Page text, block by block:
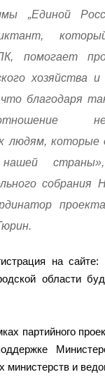
„Единой
помогает
хозяйства
благодаря
людям, которые
нашей
собрания
на сайте:
области
партийного
министерств и